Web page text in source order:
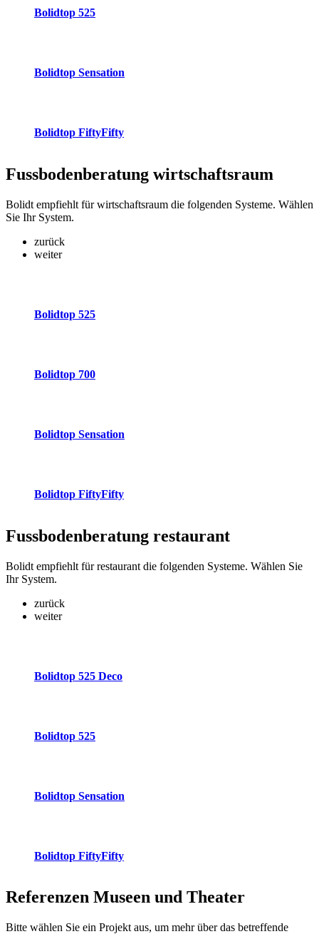
Bolidtop 525
Bolidtop Sensation
Bolidtop FiftyFifty
Fussbodenberatung wirtschaftsraum
Bolidt empfiehlt für wirtschaftsraum die folgenden Systeme. Wählen
Sie Ihr System.
zurück
weiter
Bolidtop 525
Bolidtop 700
Bolidtop Sensation
Bolidtop FiftyFifty
Fussbodenberatung restaurant
Bolidt empfiehlt für restaurant die folgenden Systeme. Wählen Sie
Ihr System.
zurück
weiter
Bolidtop 525 Deco
Bolidtop 525
Bolidtop Sensation
Bolidtop FiftyFifty
Referenzen Museen und Theater
Bitte wählen Sie ein Projekt aus, um mehr über das betreffende